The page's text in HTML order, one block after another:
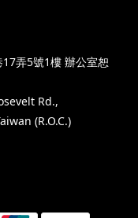
弄5號1樓 辦公室恕
Rd.,
(R.O.C.)